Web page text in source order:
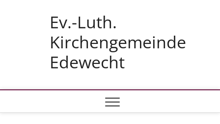
Ev.-Luth.
Kirchengemeinde
Edewecht